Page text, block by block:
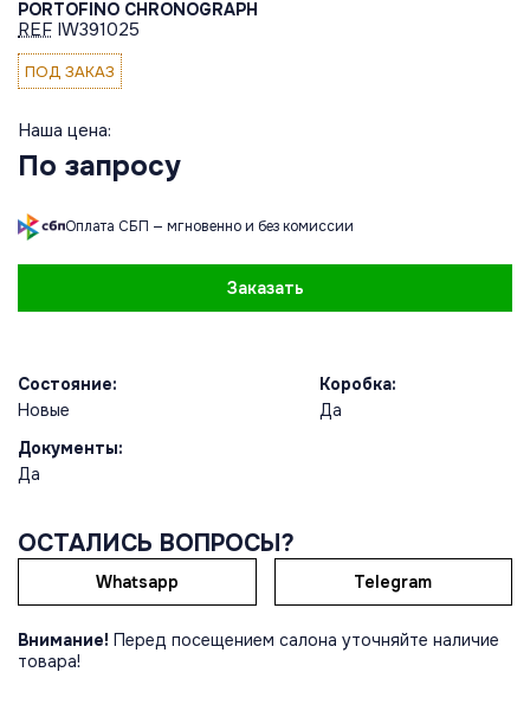
PORTOFINO CHRONOGRAPH
REF IW391025
ПОД ЗАКАЗ
Наша цена:
По запросу
Оплата СБП — мгновенно и без комиссии
Заказать
Состояние:
Новые
Коробка:
Да
Документы:
Да
ОСТАЛИСЬ ВОПРОСЫ?
Whatsapp Telegram
Внимание! Перед посещением салона уточняйте наличие
товара!